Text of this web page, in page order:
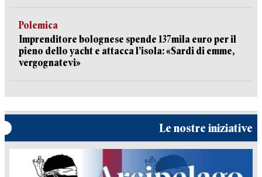
Polemica
Imprenditore bolognese spende 137mila euro per il
pieno dello yacht e attacca l’isola: «Sardi di emme,
vergognatevi»
Le nostre iniziative